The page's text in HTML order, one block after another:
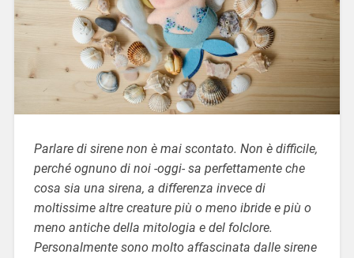
Parlare di sirene non è mai scontato. Non è difficile,
perché ognuno di noi -oggi- sa perfettamente che
cosa sia una sirena, a differenza invece di
moltissime altre creature più o meno ibride e più o
meno antiche della mitologia e del folclore.
Personalmente sono molto affascinata dalle sirene